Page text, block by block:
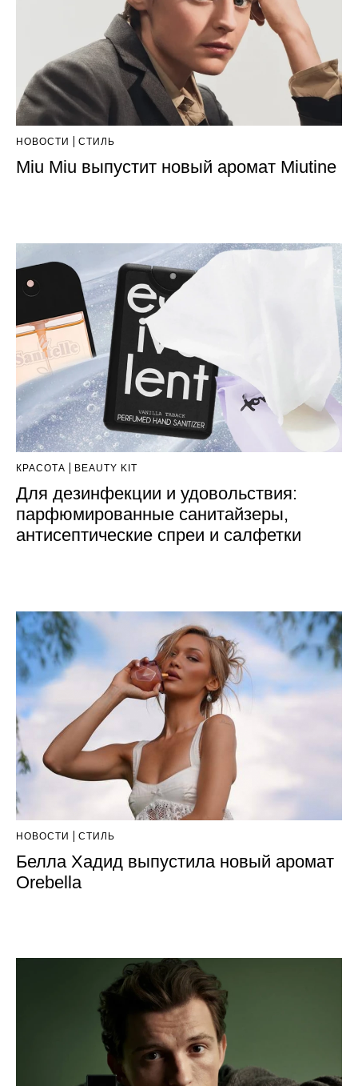
НОВОСТИ СТИЛЬ
Miu Miu выпустит новый аромат Miutine
КРАСОТА BEAUTY KIT
Для дезинфекции и удовольствия:
парфюмированные санитайзеры,
антисептические спреи и салфетки
НОВОСТИ СТИЛЬ
Белла Хадид выпустила новый аромат
Orebella